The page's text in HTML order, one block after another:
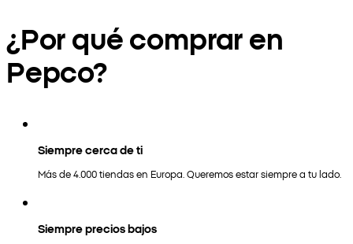
¿Por qué comprar en
Pepco?
Siempre cerca de ti
Más de 4.000 tiendas en Europa. Queremos estar siempre a tu lado.
Siempre precios bajos